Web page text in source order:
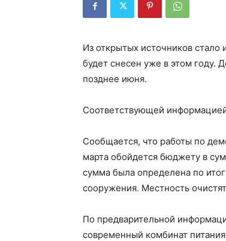
Из открытых источников стало
будет снесен уже в этом году.
позднее июня.
Соответствующей
Сообщается, что работы по
марта обойдется бюджету в
сумма была определена по
сооружения. Местность
По предварительной
современный комбинат